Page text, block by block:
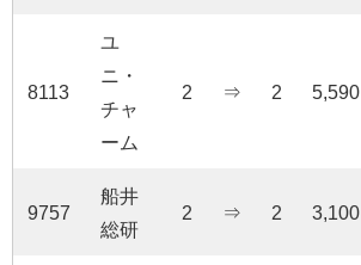
8113
ユ
ニ・
チャ
ーム
2 ⇒ 2 5,590
9757
船井
総研
2 ⇒ 2 3,100